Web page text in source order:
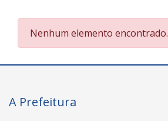
Nenhum elemento encontrado.
A Prefeitura